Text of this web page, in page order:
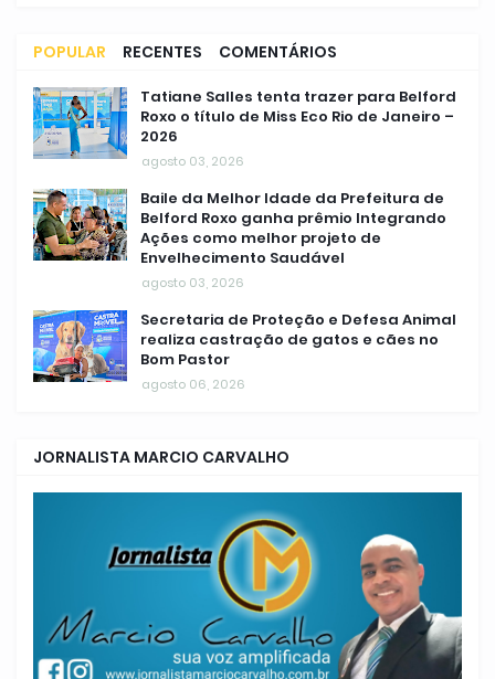
POPULAR RECENTES COMENTÁRIOS
Tatiane Salles tenta trazer para Belford
Roxo o título de Miss Eco Rio de Janeiro –
2026
agosto 03, 2026
Baile da Melhor Idade da Prefeitura de
Belford Roxo ganha prêmio Integrando
Ações como melhor projeto de
Envelhecimento Saudável
agosto 03, 2026
Secretaria de Proteção e Defesa Animal
realiza castração de gatos e cães no
Bom Pastor
agosto 06, 2026
JORNALISTA MARCIO CARVALHO